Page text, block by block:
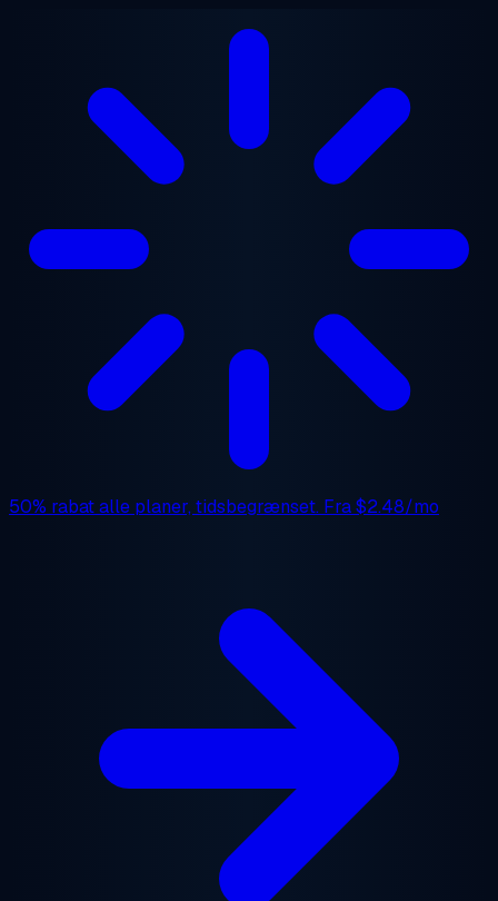
50% rabatalle planer, tidsbegrænset. Fra$2.48/mo